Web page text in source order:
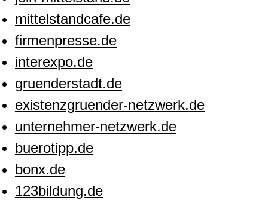
mittelstandcafe.de
firmenpresse.de
interexpo.de
gruenderstadt.de
existenzgruender-netzwerk.de
unternehmer-netzwerk.de
buerotipp.de
bonx.de
123bildung.de